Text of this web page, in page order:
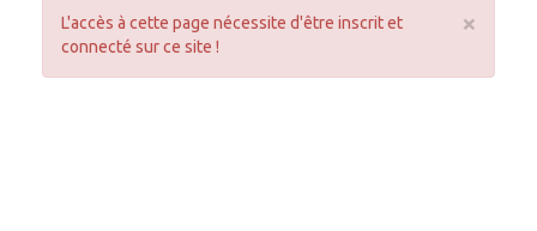
×
L'accès à cette page nécessite d'être inscrit et
connecté sur ce site !